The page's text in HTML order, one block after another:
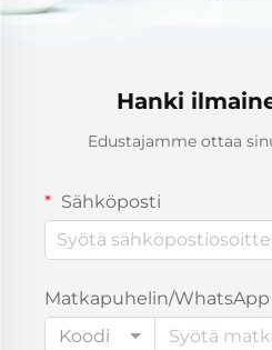
Hanki
Edustajamme ottaa
Sähköposti
Matkapuhelin/WhatsApp
Koodi